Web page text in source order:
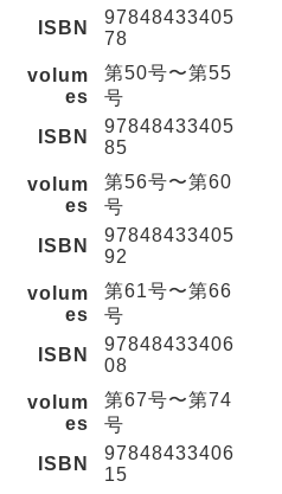
ISBN
97848433405
78
volum
es
第50号〜第55
号
ISBN
97848433405
85
volum
es
第56号〜第60
号
ISBN
97848433405
92
volum
es
第61号〜第66
号
ISBN
97848433406
08
volum
es
第67号〜第74
号
ISBN
97848433406
15